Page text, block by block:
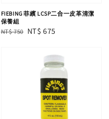
FIEBING 菲繽 LCSP二合一皮革清潔
保養組
Regular
NT$ 750 Sale
NT$ 675